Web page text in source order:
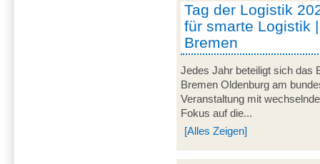
Tag der Logistik
für smarte Logistik
Bremen
Jedes Jahr beteiligt sich das
Bremen Oldenburg am
Veranstaltung mit
Fokus auf die...
[Alles Zeigen]